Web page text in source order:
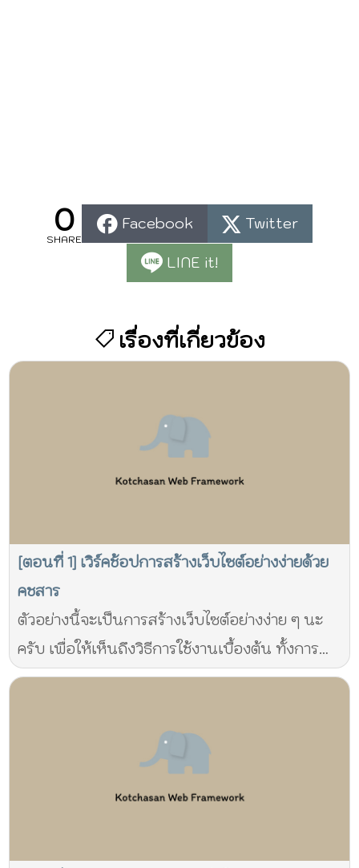
0
SHARE
Facebook Twitter
LINE it!
เรื่องที่เกี่ยวข้อง
[ตอนที่ 1] เวิร์คช้อปการสร้างเว็บไซต์อย่างง่ายด้วย
คชสาร
ตัวอย่างนี้จะเป็นการสร้างเว็บไซต์อย่างง่าย ๆ นะ
ครับ เพื่อให้เห็นถึงวิธีการใช้งานเบื้องต้น ทั้งการ
เรียกใช้งานส่วนต่างๆของคชสาร ตลอดจนการใช้